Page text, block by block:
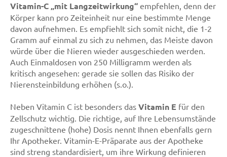
Vitamin-C „mit Langzeitwirkung“ empfehlen, denn der
Körper kann pro Zeiteinheit nur eine bestimmte Menge
davon aufnehmen. Es empfiehlt sich somit nicht, die 1-2
Gramm auf einmal zu sich zu nehmen, das Meiste davon
würde über die Nieren wieder ausgeschieden werden.
Auch Einmaldosen von 250 Milligramm werden als
kritisch angesehen: gerade sie sollen das Risiko der
Nierensteinbildung erhöhen (s.o.).
Neben Vitamin C ist besonders das Vitamin E für den
Zellschutz wichtig. Die richtige, auf Ihre Lebensumstände
zugeschnittene (hohe) Dosis nennt Ihnen ebenfalls gern
Ihr Apotheker. Vitamin-E-Präparate aus der Apotheke
sind streng standardisiert, um ihre Wirkung definieren